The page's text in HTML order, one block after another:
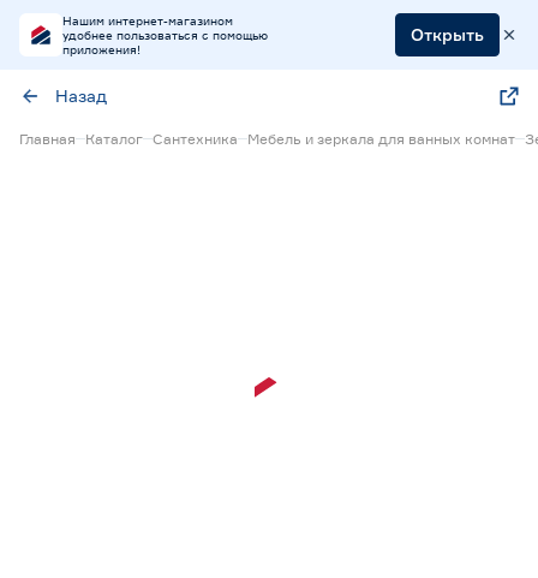
Нашим интернет-магазином
удобнее пользоваться с помощью
приложения!
Открыть
Назад
Главная Каталог Сантехника Мебель и зеркала для ванных комнат